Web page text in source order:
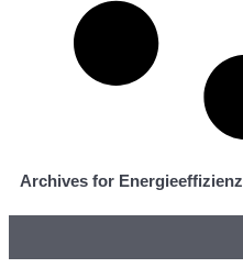
Archives for Energieeffizienz